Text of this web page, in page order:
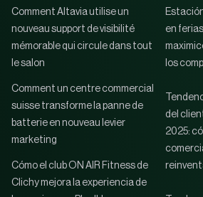
Comment Altavia utilise un
nouveau support de visibilité
mémorable qui circule dans tout
le salon
Comment un centre commercial
suisse transforme la panne de
batterie en nouveau levier
marketing
Cómo el club ON AIR Fitness de
Clichy mejora la experiencia de
en
los
del
2025: